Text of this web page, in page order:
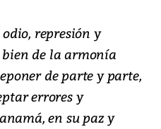
represión y
de la armonía
de parte y parte,
errores y
en su paz y